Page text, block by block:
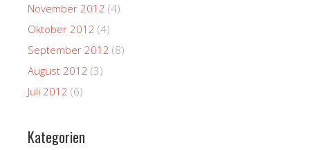
November 2012 (4)
Oktober 2012 (4)
September 2012 (8)
August 2012 (3)
Juli 2012 (6)
Kategorien